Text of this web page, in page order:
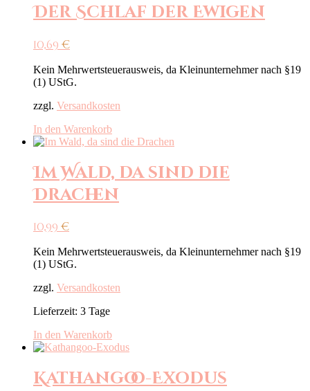
Der Schlaf der Ewigen
10,69 €
Kein Mehrwertsteuerausweis, da Kleinunternehmer nach §19
(1) UStG.
zzgl. Versandkosten
In den Warenkorb
Im Wald, da sind die
Drachen
10,99€
Kein Mehrwertsteuerausweis, da Kleinunternehmer nach §19
(1) UStG.
zzgl. Versandkosten
Lieferzeit: 3 Tage
In den Warenkorb
Kathangoo-Exodus